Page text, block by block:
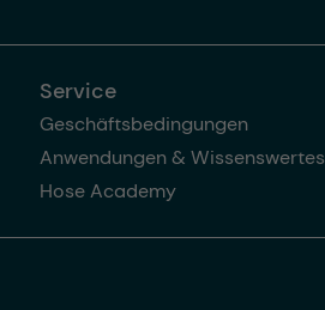
Service
Geschäftsbedingungen
Anwendungen & Wissenswertes
Hose Academy